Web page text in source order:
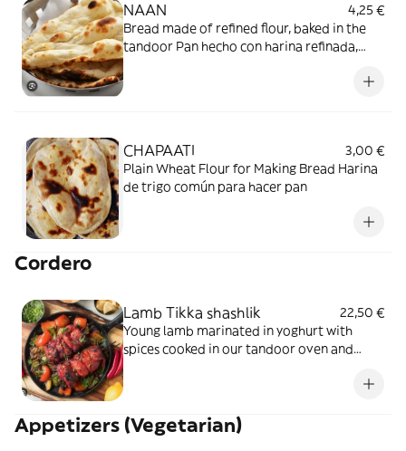
NAAN
4,25 €
Bread made of refined flour, baked in the
tandoor Pan hecho con harina refinada,
CHAPAATI
3,00 €
Plain Wheat Flour for Making Bread Harina
de trigo común para hacer pan
Cordero
Lamb Tikka shashlik
22,50 €
Young lamb marinated in yoghurt with
spices cooked in our tandoor oven and
Appetizers (Vegetarian)